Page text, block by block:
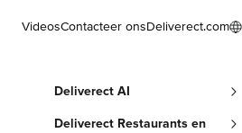
VideosContacteer onsDeliverect.com
Deliverect AI
Deliverect Restaurants en